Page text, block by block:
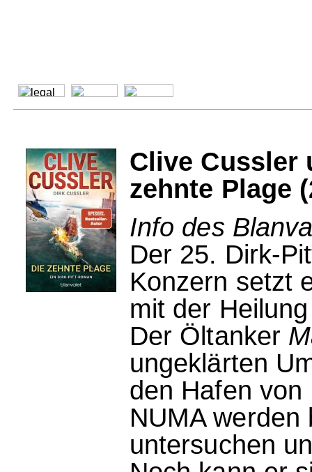
Clive Cussler
zehnte Plage
Info des
Der 25. Dirk-
Konzern setzt
mit der
Der Öltanker
ungeklärten
den Hafen
NUMA
untersuchen